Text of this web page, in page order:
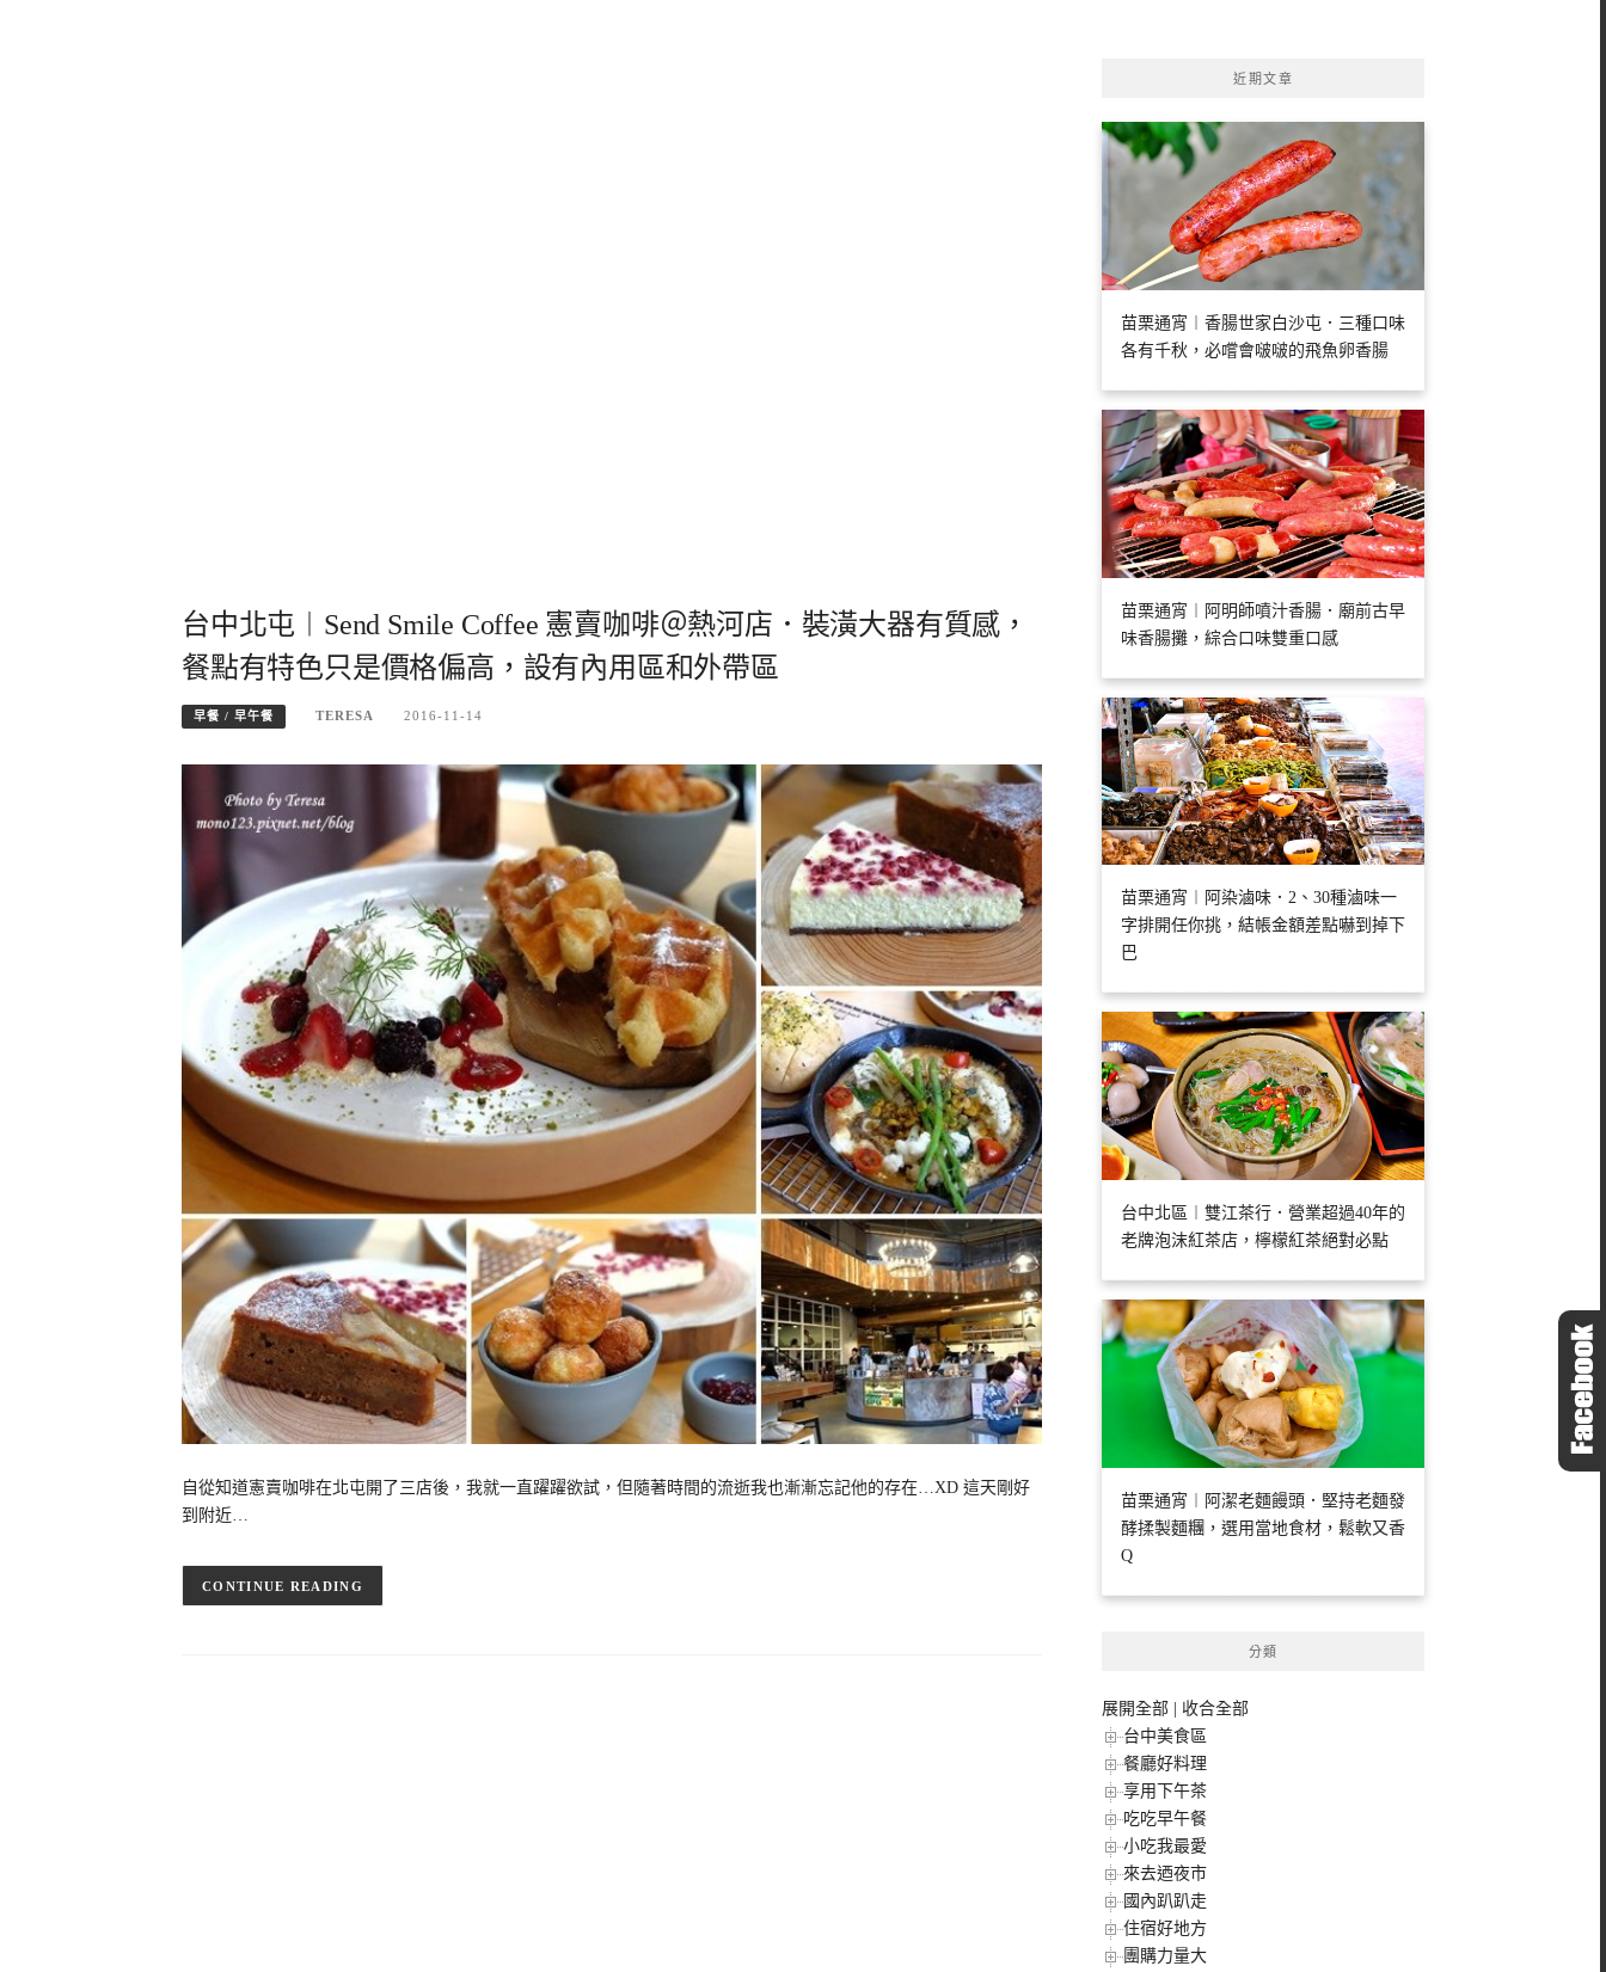
台中北屯︱Send Smile Coffee 憲賣咖啡＠熱河店．裝潢大器有質感，
餐點有特色只是價格偏高，設有內用區和外帶區
早餐 / 早午餐 TERESA 2016-11-14
自從知道憲賣咖啡在北屯開了三店後，我就一直躍躍欲試，但隨著時間的流逝我也漸漸忘記他的存在…XD 這天剛好
到附近…
CONTINUE READING
近期文章
苗栗通宵︱香腸世家白沙屯．三種口味
各有千秋，必嚐會啵啵的飛魚卵香腸
苗栗通宵︱阿明師噴汁香腸．廟前古早
味香腸攤，綜合口味雙重口感
苗栗通宵︱阿染滷味．2、30種滷味一
字排開任你挑，結帳金額差點嚇到掉下
巴
台中北區︱雙江茶行．營業超過40年的
老牌泡沫紅茶店，檸檬紅茶絕對必點
苗栗通宵︱阿潔老麵饅頭．堅持老麵發
酵揉製麵糰，選用當地食材，鬆軟又香
Q
分類
展開全部
收合全部
台中美食區
餐廳好料理
享用下午茶
吃吃早午餐
小吃我最愛
來去迺夜市
國內趴趴走
住宿好地方
團購力量大